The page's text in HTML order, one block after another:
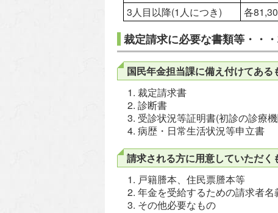
3人目以降(1人につき)
各
裁定請求に必要な書類等・・
国民年金担当課に備え付けてある
裁定請求書
診断書
受診状況等証明書(初診の診療
病歴・日常生活状況等申立書
請求される方に用意していただく
戸籍謄本、住民票謄本等
年金を受給するための請求者
その他必要なもの